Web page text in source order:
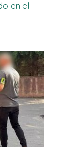
en el